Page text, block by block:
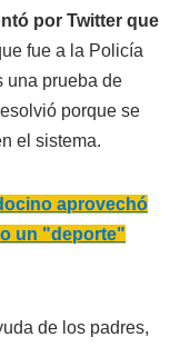
por Twitter que
fue a la Policía
una prueba de
porque se
el sistema.
aprovechó
un "deporte"
de los padres,